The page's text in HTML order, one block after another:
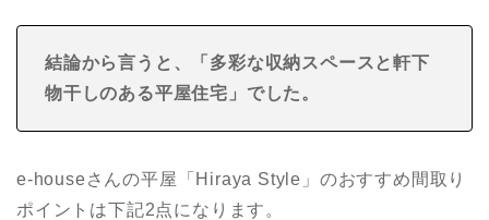
結論から言うと、「多彩な収納スペースと軒下
物干しのある平屋住宅 」でした。
e-houseさんの平屋「Hiraya Style」のおすすめ間取り
ポイントは下記2点になります。